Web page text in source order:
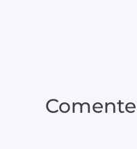
din Parlament